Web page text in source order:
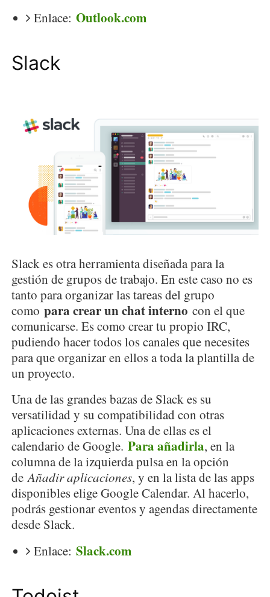
Enlace: Outlook.com
Slack
Slack es otra herramienta diseñada para la
gestión de grupos de trabajo. En este caso no es
tanto para organizar las tareas del grupo
como para crear un chat interno con el que
comunicarse. Es como crear tu propio IRC,
pudiendo hacer todos los canales que necesites
para que organizar en ellos a toda la plantilla de
un proyecto.
Una de las grandes bazas de Slack es su
versatilidad y su compatibilidad con otras
aplicaciones externas. Una de ellas es el
calendario de Google. Para añadirla, en la
columna de la izquierda pulsa en la opción
deAñadir aplicaciones, y en la lista de las apps
disponibles elige Google Calendar. Al hacerlo,
podrás gestionar eventos y agendas directamente
desde Slack.
Enlace: Slack.com